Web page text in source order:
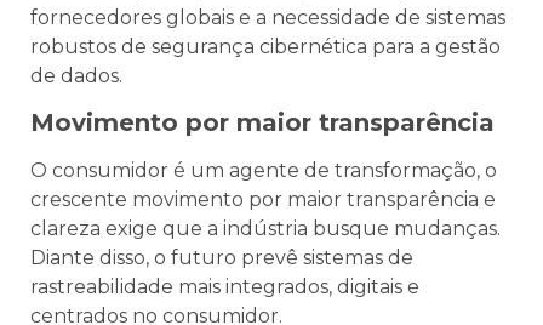
fornecedores globais e a necessidade de sistemas
robustos de segurança cibernética para a gestão
de dados.
Movimento por maior transparência
O consumidor é um agente de transformação, o
crescente movimento por maior transparência e
clareza exige que a indústria busque mudanças.
Diante disso, o futuro prevê sistemas de
rastreabilidade mais integrados, digitais e
centrados no consumidor.